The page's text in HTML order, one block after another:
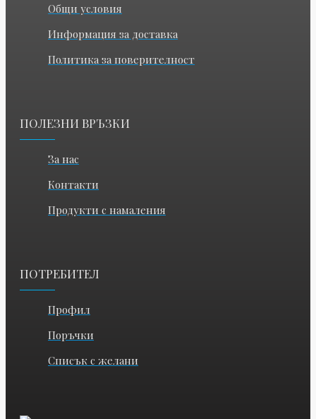
Общи условия
Информация за доставка
Политика за поверителност
ПОЛЕЗНИ ВРЪЗКИ
За нас
Контакти
Продукти с намаления
ПОТРЕБИТЕЛ
Профил
Поръчки
Списък с желани